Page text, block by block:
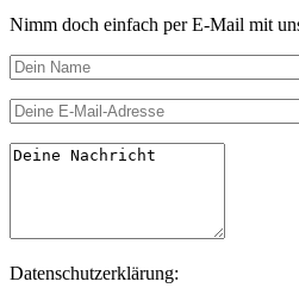
Nimm doch einfach per E-Mail mit
Datenschutzerklärung: